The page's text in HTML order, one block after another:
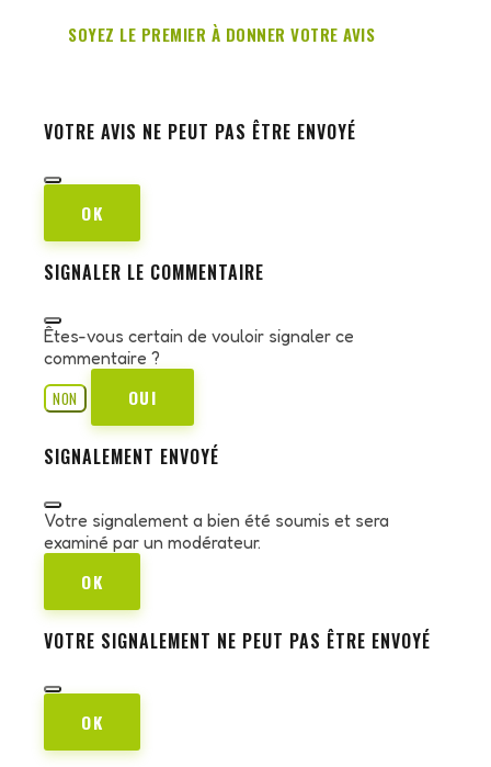
SOYEZ LE PREMIER À DONNER VOTRE AVIS
VOTRE AVIS NE PEUT PAS ÊTRE ENVOYÉ
OK
SIGNALER LE COMMENTAIRE
Êtes-vous certain de vouloir signaler ce
commentaire ?
NON
OUI
SIGNALEMENT ENVOYÉ
Votre signalement a bien été soumis et sera
examiné par un modérateur.
OK
VOTRE SIGNALEMENT NE PEUT PAS ÊTRE ENVOYÉ
OK